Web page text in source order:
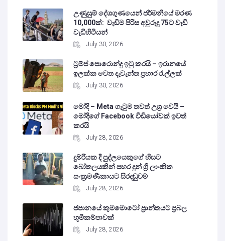
උණුසුම් දේශගුණයෙන් ජර්මනියේ මරණ
10,000ක්: වැඩිම පිරිස අවුරුදු 75ට වැඩි
වැඩිහිටියන්
July 30, 2026
ට්‍රම්ප් පොරොන්දු ඉටු කරයි – ඉරානයේ
ඉලක්ක වෙත දැවැන්ත ප්‍රහාර රැල්ලක්
July 30, 2026
මෝදි – Meta ගැටුම තවත් උග්‍ර වෙයි –
මෝදිගේ Facebook වීඩියෝවක් ඉවත්
කරයි
July 28, 2026
දුම්රියක දී පුද්ලයෙකුගේ හිසට
බෝතලයකින් පහර දුන් ශ්‍රී ලාංකික
සංක්‍රමණිකායට සිරදඬුවම්
July 28, 2026
ජපානයේ කුමමොටෝ ප්‍රාන්තයට ප්‍රබල
භූමිකම්පාවක්
July 28, 2026